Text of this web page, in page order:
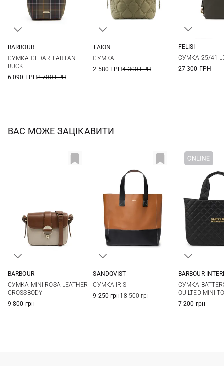
BARBOUR
СУМКА CEDAR TARTAN
BUCKET
6 090 ГРН8 700 ГРН
TAION
СУМКА
2 580 ГРН4 300 ГРН
FELISI
СУМКА 25/41-
27 300 ГРН
ВАС МОЖЕ ЗАЦІКАВИТИ
BARBOUR
СУМКА MINI ROSA LEATHER
CROSSBODY
9 800 грн
SANDQVIST
СУМКА IRIS
9 250 грн18 500 грн
BARBOUR
СУМКА
QUILTED MINI
7 200 грн